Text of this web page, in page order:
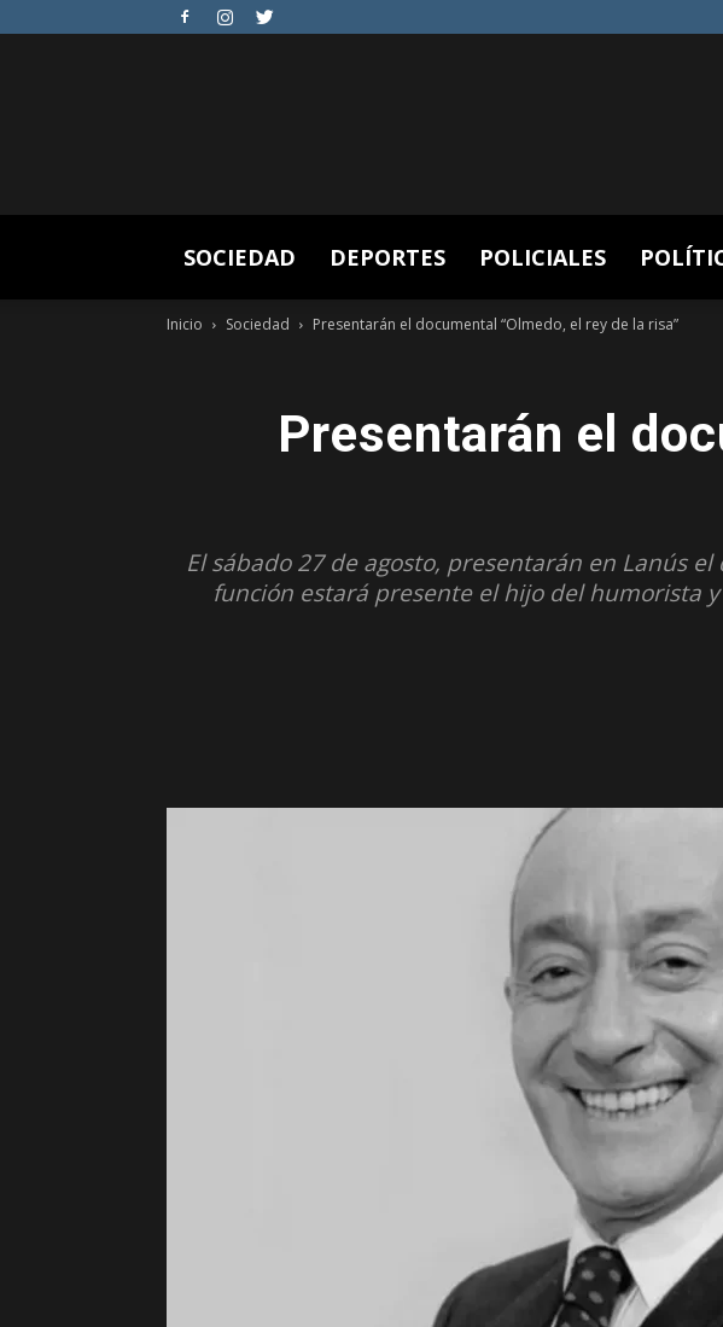
SOCIEDAD DEPORTES POLICIALES
Inicio Sociedad Presentarán el documental “Olmedo, el rey de la risa”
Presentarán el
El sábado 27 de agosto, presentarán en Lanús
función estará presente el hijo del humorista